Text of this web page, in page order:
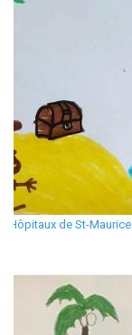
Hôpitaux de St-Maurice